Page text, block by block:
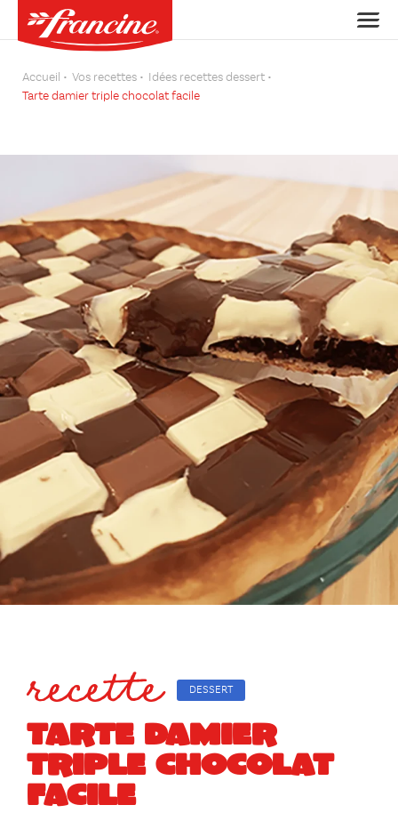
Accueil Vos recettes
Idées recettes dessert
Tarte damier triple chocolat facile
recette DESSERT
TARTE DAMIER
TRIPLE CHOCOLAT
FACILE